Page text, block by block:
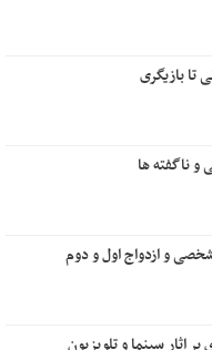
تا بازیگری
و ناگفته ها
و ازدواج اول و دوم